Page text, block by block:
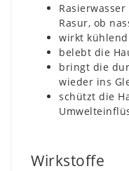
Rasur, ob
wirkt kühlend
belebt die
bringt die
wieder ins
schützt die
Wirkstoffe